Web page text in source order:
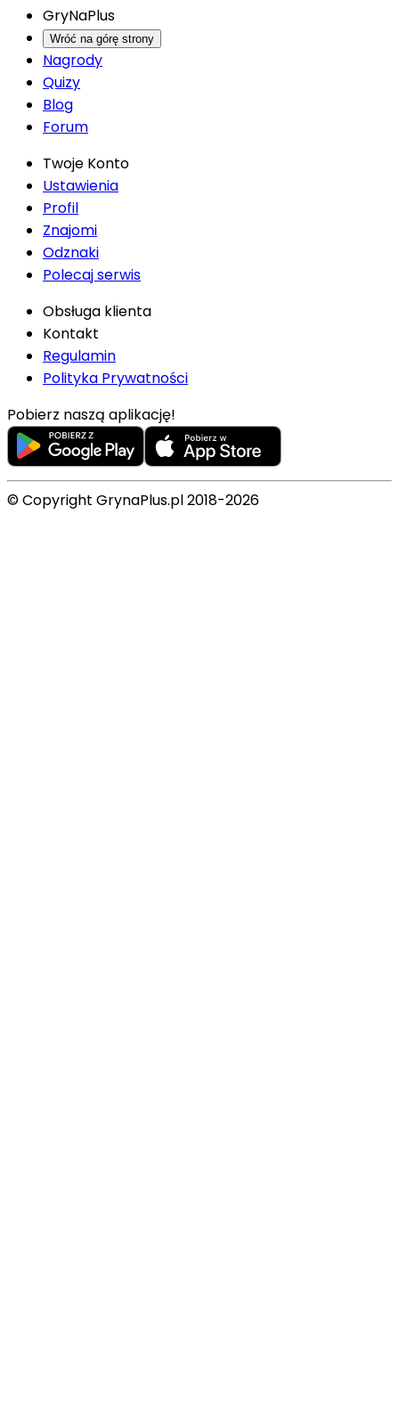
GryNaPlus
Wróć na górę strony
Nagrody
Quizy
Blog
Forum
Twoje Konto
Ustawienia
Profil
Znajomi
Odznaki
Polecaj serwis
Obsługa klienta
Kontakt
Regulamin
Polityka Prywatności
Pobierz naszą aplikację!
© Copyright GrynaPlus.pl 2018-2026